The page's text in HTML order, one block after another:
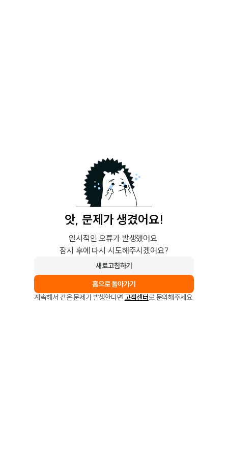
앗, 문제가 생겼어요!
일시적인 오류가 발생했어요.
잠시 후에 다시 시도해주시겠어요?
새로고침하기
홈으로 돌아가기
계속해서 같은 문제가 발생한다면 고객센터로 문의해주세요.